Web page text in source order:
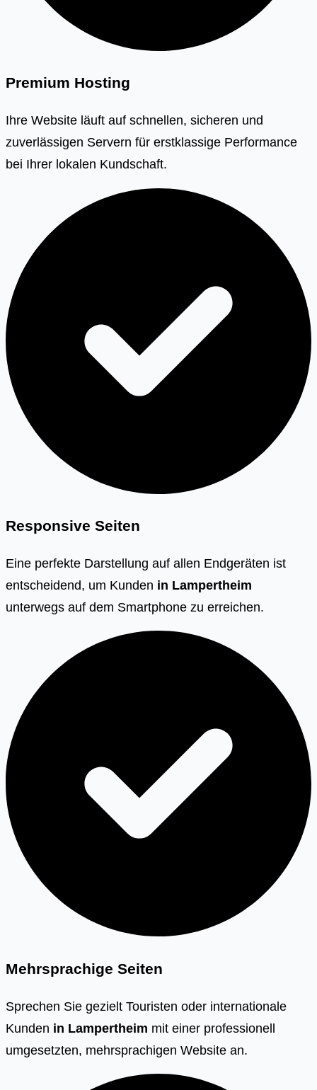
Premium Hosting
Ihre Website läuft auf schnellen, sicheren und
zuverlässigen Servern für erstklassige Performance
bei Ihrer lokalen Kundschaft.
Responsive Seiten
Eine perfekte Darstellung auf allen Endgeräten ist
entscheidend, um Kunden in Lampertheim
unterwegs auf dem Smartphone zu erreichen.
Mehrsprachige Seiten
Sprechen Sie gezielt Touristen oder internationale
Kunden in Lampertheim mit einer professionell
umgesetzten, mehrsprachigen Website an.